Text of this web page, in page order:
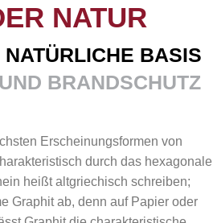
NATUR
BASIS
BRANDSCHUTZ
Erscheinungsformen von
durch das hexagonale
heißt altgriechisch schreiben;
Graphit ab, denn auf Papier oder